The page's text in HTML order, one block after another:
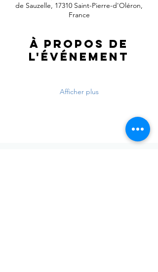
de Sauzelle, 17310 Saint-Pierre-d'Oléron,
France
À propos de
l'événement
Afficher plus